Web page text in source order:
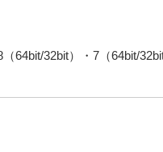
64bit/32bit）・7（64bit/